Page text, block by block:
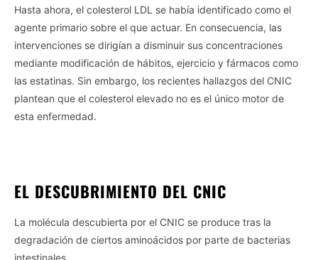
Hasta ahora, el colesterol LDL se había identificado como el
agente primario sobre el que actuar. En consecuencia, las
intervenciones se dirigían a disminuir sus concentraciones
mediante modificación de hábitos, ejercicio y fármacos como
las estatinas. Sin embargo, los recientes hallazgos del CNIC
plantean que el colesterol elevado no es el único motor de
esta enfermedad.
EL DESCUBRIMIENTO DEL CNIC
La molécula descubierta por el CNIC se produce tras la
degradación de ciertos aminoácidos por parte de bacterias
intestinales.